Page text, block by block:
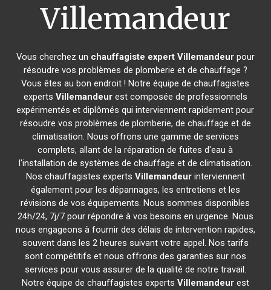
Villemandeur
Vous cherchez un chauffagiste expert Villemandeurpour
résoudre vos problèmes de plomberie et de chauffage ?
Vous êtes au bon endroit ! Notre équipe de chauffagistes
experts Villemandeurest composée de professionnels
expérimentés et diplômés qui interviennent rapidement pour
résoudre vos problèmes de plomberie, de chauffage et de
climatisation. Nous offrons une gamme de services
complets, allant de la réparation de fuites d'eau à
l'installation de systèmes de chauffage et de climatisation.
Nos chauffagistes experts Villemandeurinterviennent
également pour les dépannages, les entretiens et les
révisions de vos équipements. Nous sommes disponibles
24h/24, 7j/7 pour répondre à vos besoins en urgence. Nous
nous engageons à fournir des délais de intervention rapides,
souvent dans les 2 heures suivant votre appel. Nos tarifs
sont compétitifs et nous offrons des garanties sur nos
services pour vous assurer de la qualité de notre travail.
Notre équipe de chauffagistes experts Villemandeurest